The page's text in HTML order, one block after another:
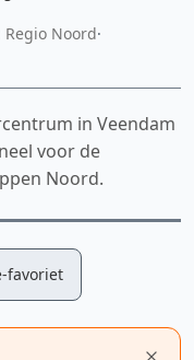
Regio Noord·
in Veendam
voor de
Noord.
favoriet